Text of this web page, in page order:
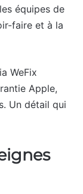
équipes de
faire et à la
WeFix
Apple,
Un détail qui